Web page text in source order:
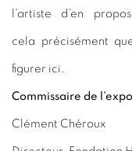
l’artiste d’en
cela précisément
figurer ici.
Commissaire de
Clément Chéroux